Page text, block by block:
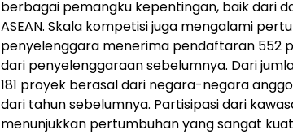
berbagai pemangku kepentingan, baik dari
ASEAN. Skala kompetisi juga mengalami
penyelenggara menerima pendaftaran 552
dari penyelenggaraan sebelumnya. Dari
181 proyek berasal dari negara-negara
dari tahun sebelumnya. Partisipasi dari
menunjukkan pertumbuhan yang sangat